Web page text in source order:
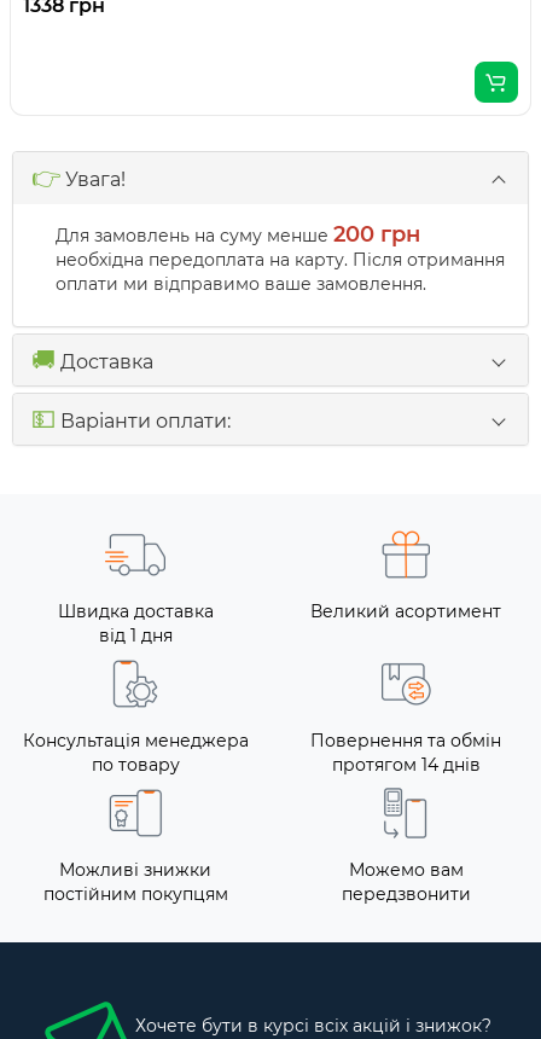
1338 грн
👉 Увага!
Для замовлень на суму менше 200 грн
необхідна передоплата на карту. Після отримання
оплати ми відправимо ваше замовлення.
🚚 Доставка
💵 Варіанти оплати:
Швидка доставка
від 1 дня
Великий асортимент
Консультація менеджера
по товару
Повернення та обмін
протягом 14 днів
Можливі знижки
постійним покупцям
Можемо вам
передзвонити
Хочете бути в курсі всіх акцій і знижок?